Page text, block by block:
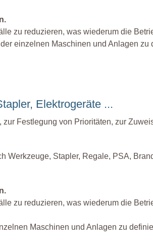
zu reduzieren, was wiederum die
einzelnen Maschinen und Anlagen
Elektrogeräte ...
Festlegung von Prioritäten, zur
Stapler, Regale, PSA,
zu reduzieren, was wiederum die
Maschinen und Anlagen zu